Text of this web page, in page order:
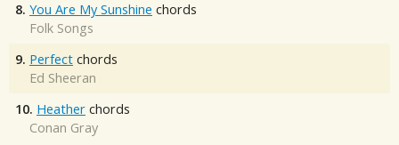
8. You Are My Sunshine chords
Folk Songs
9. Perfect chords
Ed Sheeran
10. Heather chords
Conan Gray